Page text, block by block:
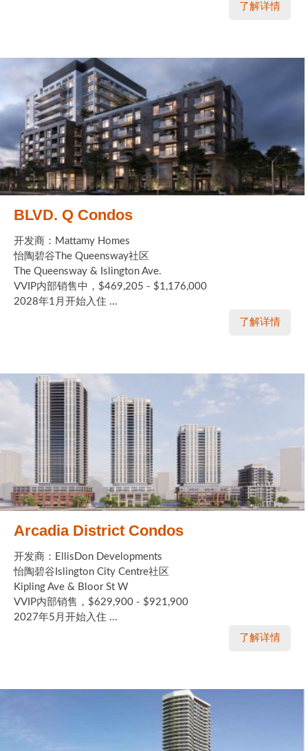
了解详情
BLVD. Q Condos
开发商：Mattamy Homes
怡陶碧谷The Queensway社区
The Queensway & Islington Ave.
VVIP内部销售中，$469,205 - $1,176,000
2028年1月开始入住 ...
了解详情
Arcadia District Condos
开发商：EllisDon Developments
怡陶碧谷Islington City Centre社区
Kipling Ave & Bloor St W
VVIP内部销售，$629,900 - $921,900
2027年5月开始入住 ...
了解详情